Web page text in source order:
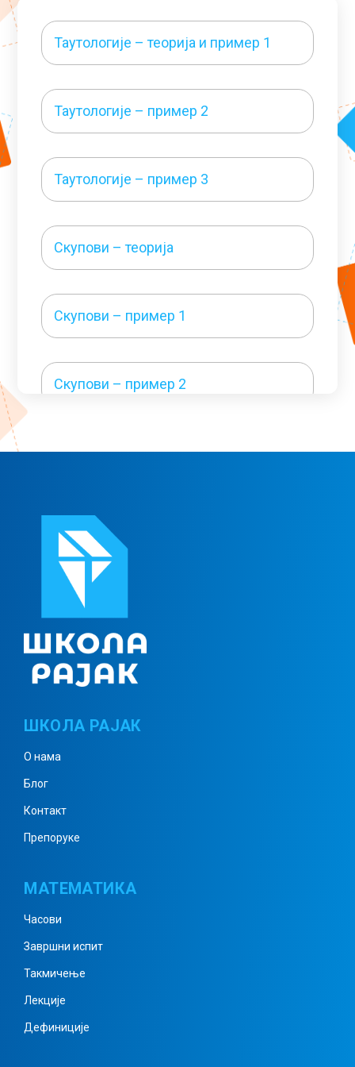
Таутологије – теорија и пример 1
Таутологије – пример 2
Таутологије – пример 3
Скупови – теорија
Скупови – пример 1
Скупови – пример 2
Функције – теорија и пример 1
Функције – пример 2
Функције – пример 3
Реални бројеви 1
Реални бројеви 2
Геометрија – аксиоме
ШКОЛА РАЈАК
О нама
Блог
Контакт
Препоруке
МАТЕМАТИКА
Часови
Завршни испит
Такмичење
Лекције
Дефиниције